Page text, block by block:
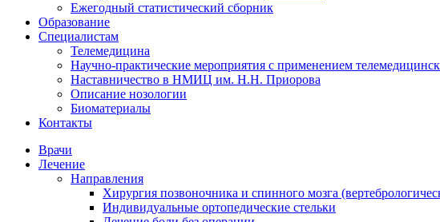
Ежегодный статистический сборник
Образование
Специалистам
Телемедицина
Научно-практические мероприятия с применением
Наставничество в НМИЦ им. Н.Н. Приорова
Описание нозологии
Биоматериалы
Контакты
Врачи
Лечение
Направления
Хирургия позвоночника и спинного мозга
Индивидуальные ортопедические стельки